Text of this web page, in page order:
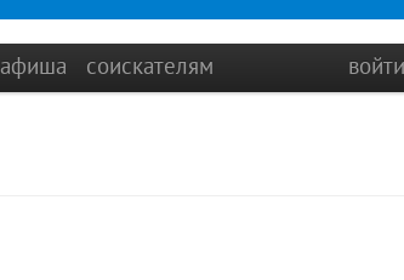
афиша соискателям войти